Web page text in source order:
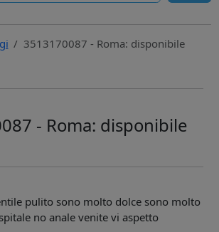
3513170087 - Roma: disponibile
- Roma: disponibile
pulito sono molto dolce sono molto
no anale venite vi aspetto